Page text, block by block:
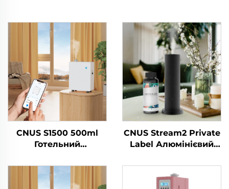
CNUS S1500 500ml
Готельний
очищач повітря Запах
Ефірні масла
CNUS Stream2 Private
Label Алюмінієвий
мл Флори ароматної
олії Холодний туман